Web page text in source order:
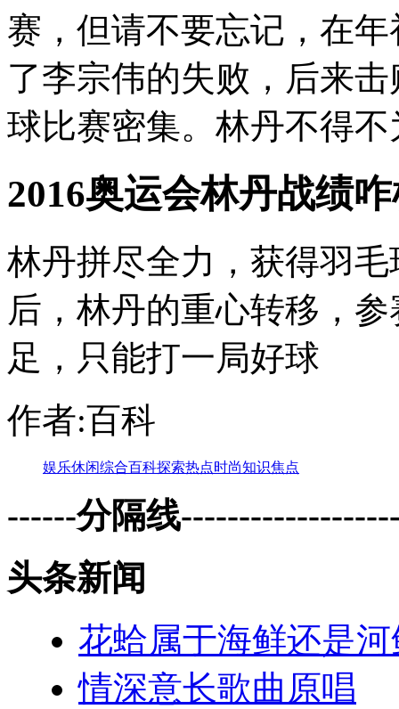
赛，但请不要忘记，在
了李宗伟的失败，后来
球比赛密集。林丹不得
2016奥运会林丹战绩
林丹拼尽全力，获得羽
后，林丹的重心转移，
足，只能打一局好球
作者:百科
娱乐休闲综合百科探索热点时尚知识焦点
------分隔线
头条新闻
花蛤属于海鲜还是河
情深意长歌曲原唱